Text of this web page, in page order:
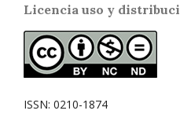
Licencia uso y
ISSN: 0210-1874